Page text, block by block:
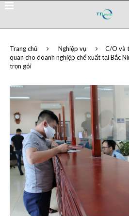
Trang chủ Nghiệp vụ C/O và
quan cho doanh nghiệp chế xuất tại Bắc
trọn gói